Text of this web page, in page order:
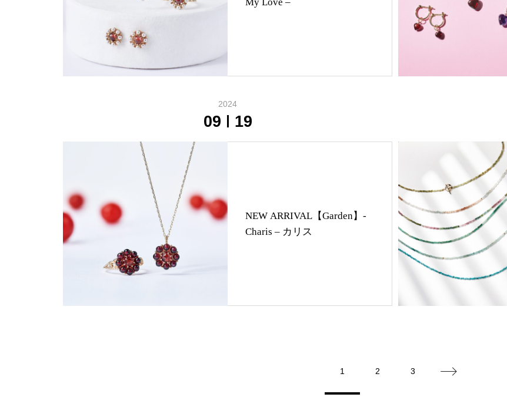
2024
09 19
NEW ARRIVAL【Garden】-
Charis – カリス
1 2 3